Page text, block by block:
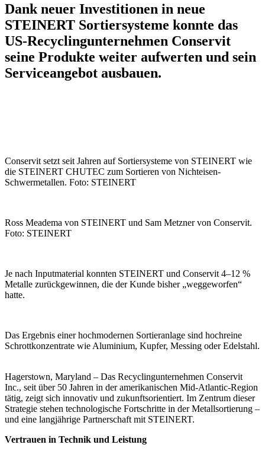
Dank neuer Investitionen in neue
STEINERT Sortiersysteme konnte das
US-Recyclingunternehmen Conservit
seine Produkte weiter aufwerten und sein
Serviceangebot ausbauen.
Conservit setzt seit Jahren auf Sortiersysteme von STEINERT wie
die STEINERT CHUTEC zum Sortieren von Nichteisen-
Schwermetallen. Foto: STEINERT
Ross Meadema von STEINERT und Sam Metzner von Conservit.
Foto: STEINERT
Je nach Inputmaterial konnten STEINERT und Conservit 4–12 %
Metalle zurückgewinnen, die der Kunde bisher „weggeworfen“
hatte.
Das Ergebnis einer hochmodernen Sortieranlage sind hochreine
Schrottkonzentrate wie Aluminium, Kupfer, Messing oder Edelstahl.
Hagerstown, Maryland – Das Recyclingunternehmen Conservit
Inc., seit über 50 Jahren in der amerikanischen Mid-Atlantic-Region
tätig, zeigt sich innovativ und zukunftsorientiert. Im Zentrum dieser
Strategie stehen technologische Fortschritte in der Metallsortierung –
und eine langjährige Partnerschaft mit STEINERT.
Vertrauen in Technik und Leistung